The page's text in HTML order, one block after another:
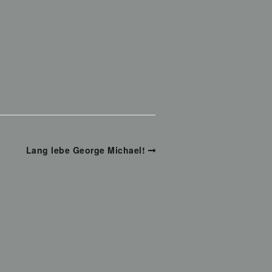
Lang lebe George Michael!